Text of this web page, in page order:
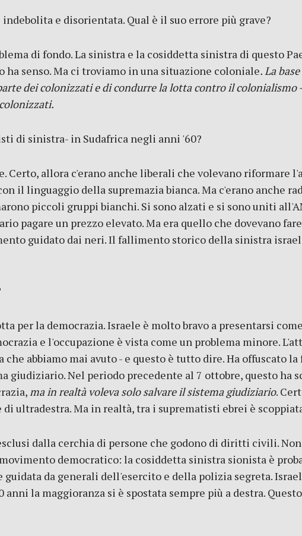
e disorientata. Qual è il suo errore più grave?
di fondo. La sinistra e la cosiddetta sinistra di questo
senso. Ma ci troviamo in una situazione coloniale. La
dei colonizzati e di condurre la lotta contro il
di sinistra- in Sudafrica negli anni '60?
Certo, allora c'erano anche liberali che volevano riformare
il linguaggio della supremazia bianca. Ma c'erano anche
piccoli gruppi bianchi. Si sono alzati e si sono uniti
pagare un prezzo elevato. Ma era quello che dovevano
guidato dai neri. Il fallimento storico della sinistra
per la democrazia. Israele è molto bravo a presentarsi
e l'occupazione è vista come un problema minore.
abbiamo mai avuto - e questo è tutto dire. Ha offuscato
giudiziario. Nel periodo precedente al 7 ottobre, questo ha
ma in realtà voleva solo salvare il sistema giudiziario.
ultradestra. Ma in realtà, tra i suprematisti ebrei è
dalla cerchia di persone che godono di diritti civili.
democratico: la cosiddetta sinistra sionista è
da generali dell'esercito e della polizia segreta.
la maggioranza si è spostata sempre più a destra.